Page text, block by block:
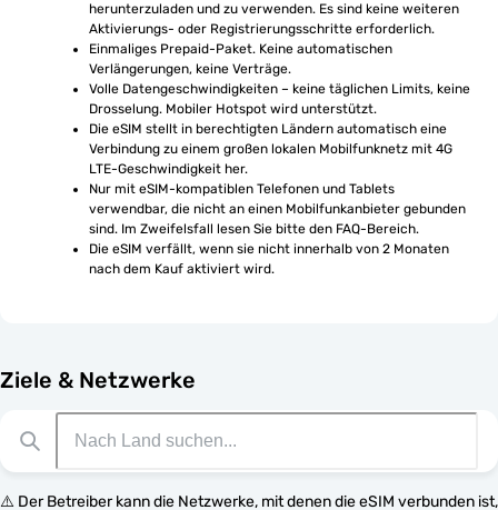
herunterzuladen und zu verwenden. Es sind keine weiteren
Aktivierungs- oder Registrierungsschritte erforderlich.
Einmaliges Prepaid-Paket. Keine automatischen
Verlängerungen, keine Verträge.
Volle Datengeschwindigkeiten – keine täglichen Limits, keine
Drosselung. Mobiler Hotspot wird unterstützt.
Die eSIM stellt in berechtigten Ländern automatisch eine
Verbindung zu einem großen lokalen Mobilfunknetz mit 4G
LTE-Geschwindigkeit her.
Nur mit eSIM-kompatiblen Telefonen und Tablets
verwendbar, die nicht an einen Mobilfunkanbieter gebunden
sind. Im Zweifelsfall lesen Sie bitte den FAQ-Bereich.
Die eSIM verfällt, wenn sie nicht innerhalb von 2 Monaten
nach dem Kauf aktiviert wird.
Ziele & Netzwerke
⚠️ Der Betreiber kann die Netzwerke, mit denen die eSIM verbunden ist,